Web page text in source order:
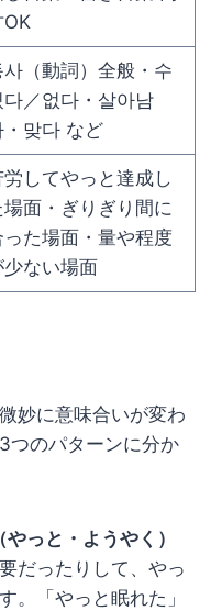
OK
사（動詞）全般・수
다／없다・살아남
・맞다 など
労してやっと達成し
場面・ぎりぎり間に
った場面・量や程度
少ない場面
妙に意味合いが変わ
つのパターンに分か
っと・ようやく）
だったりして、やっ
。「やっと眠れた」